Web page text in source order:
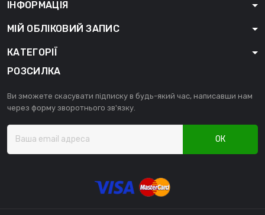
ІНФОРМАЦІЯ
МІЙ ОБЛІКОВИЙ ЗАПИС
КАТЕГОРІЇ
РОЗСИЛКА
Ви зможете скасувати підписку в будь-який час, написавши нам
через форму зворотнього зв'язку.
ОК